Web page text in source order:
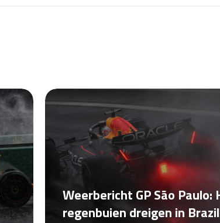
Weerbericht GP São Paulo:
regenbuien dreigen in